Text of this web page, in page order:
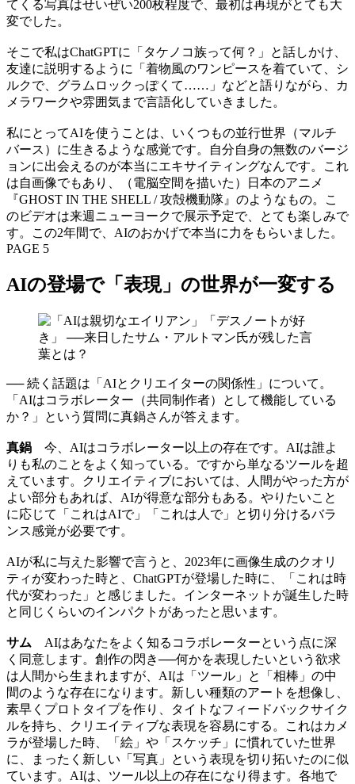
てくる写真はせいぜい200枚程度で、最初は再現がとても大
変でした。
そこで私はChatGPTに「タケノコ族って何？」と話しかけ、
友達に説明するように「着物風のワンピースを着ていて、シ
ルクで、グラムロックっぽくて……」などと語りながら、カ
メラワークや雰囲気まで言語化していきました。
私にとってAIを使うことは、いくつもの並行世界（マルチ
バース）に生きるような感覚です。自分自身の無数のバージ
ョンに出会えるのが本当にエキサイティングなんです。これ
は自画像でもあり、（電脳空間を描いた）日本のアニメ
『GHOST IN THE SHELL / 攻殻機動隊』のようなもの。こ
のビデオは来週ニューヨークで展示予定で、とても楽しみで
す。この2年間で、AIのおかげで本当に力をもらいました。
PAGE 5
AIの登場で「表現」の世界が一変する
── 続く話題は「AIとクリエイターの関係性」について。
「AIはコラボレーター（共同制作者）として機能している
か？」という質問に真鍋さんが答えます。
真鍋 今、AIはコラボレーター以上の存在です。AIは誰よ
りも私のことをよく知っている。ですから単なるツールを超
えています。クリエイティブにおいては、人間がやった方が
よい部分もあれば、AIが得意な部分もある。やりたいこと
に応じて「これはAIで」「これは人で」と切り分けるバラ
ンス感覚が必要です。
AIが私に与えた影響で言うと、2023年に画像生成のクオリ
ティが変わった時と、ChatGPTが登場した時に、「これは時
代が変わった」と感じました。インターネットが誕生した時
と同じくらいのインパクトがあったと思います。
サム AIはあなたをよく知るコラボレーターという点に深
く同意します。創作の閃き──何かを表現したいという欲求
は人間から生まれますが、AIは「ツール」と「相棒」の中
間のような存在になります。新しい種類のアートを想像し、
素早くプロトタイプを作り、タイトなフィードバックサイク
ルを持ち、クリエイティブな表現を容易にする。これはカメ
ラが登場した時、「絵」や「スケッチ」に慣れていた世界
に、まったく新しい「写真」という表現を切り拓いたのに似
ています。AIは、ツール以上の存在になり得ます。各地で